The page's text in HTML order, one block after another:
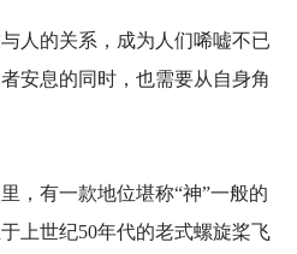
人的关系，成为人们唏嘘不已
安息的同时，也需要从自身角
，有一款地位堪称“神”一般的
上世纪50年代的老式螺旋桨飞